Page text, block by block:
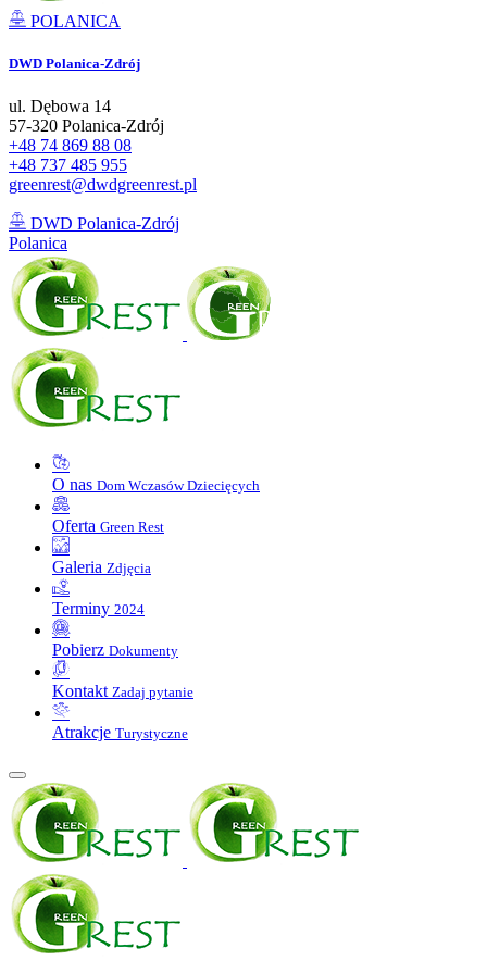
POLANICA
DWD Polanica-Zdrój
ul. Dębowa 14
57-320 Polanica-Zdrój
+48 74 869 88 08
+48 737 485 955
greenrest@dwdgreenrest.pl
DWD Polanica-Zdrój
Polanica
O nas Dom Wczasów Dziecięcych
Oferta Green Rest
Galeria Zdjęcia
Terminy 2024
Pobierz Dokumenty
Kontakt Zadaj pytanie
Atrakcje Turystyczne